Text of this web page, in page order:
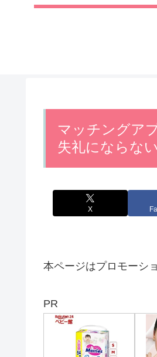
マッチングア
失礼にならな
X
本ページはプロモーシ
PR